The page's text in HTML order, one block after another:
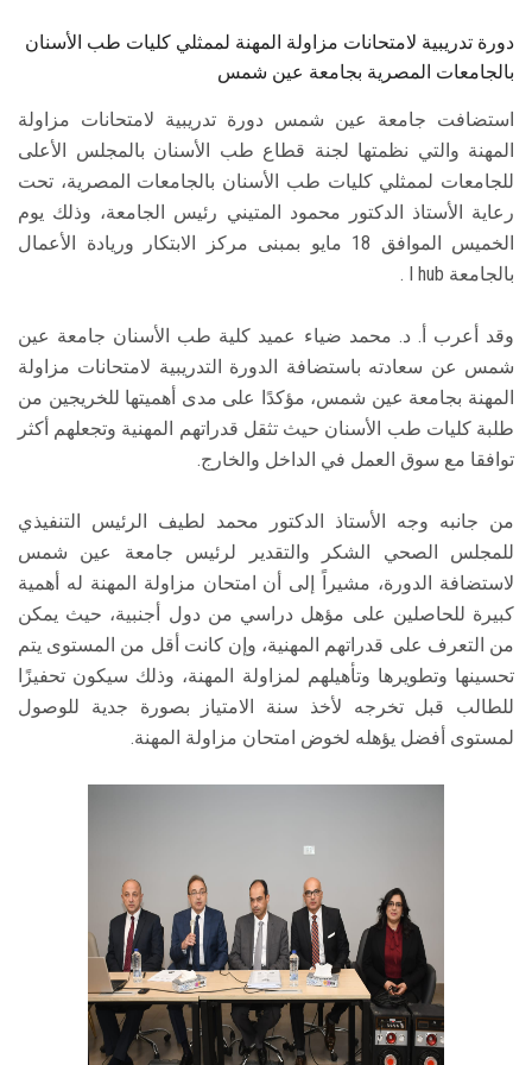
دورة تدريبية لامتحانات مزاولة المهنة لممثلي كليات طب الأسنان
بالجامعات المصرية بجامعة عين شمس
استضافت جامعة عين شمس دورة تدريبية لامتحانات مزاولة
المهنة والتي نظمتها لجنة قطاع طب الأسنان بالمجلس الأعلى
للجامعات لممثلي كليات طب الأسنان بالجامعات المصرية، تحت
رعاية الأستاذ الدكتور محمود المتيني رئيس الجامعة، وذلك يوم
الخميس الموافق 18 مايو بمبنى مركز الابتكار وريادة الأعمال
بالجامعة I hub .
وقد أعرب أ. د. محمد ضياء عميد كلية طب الأسنان جامعة عين
شمس عن سعادته باستضافة الدورة التدريبية لامتحانات مزاولة
المهنة بجامعة عين شمس، مؤكدًا على مدى أهميتها للخريجين من
طلبة كليات طب الأسنان حيث تثقل قدراتهم المهنية وتجعلهم أكثر
توافقا مع سوق العمل في الداخل والخارج.
من جانبه وجه الأستاذ الدكتور محمد لطيف الرئيس التنفيذي
للمجلس الصحي الشكر والتقدير لرئيس جامعة عين شمس
لاستضافة الدورة، مشيراً إلى أن امتحان مزاولة المهنة له أهمية
كبيرة للحاصلين على مؤهل دراسي من دول أجنبية، حيث يمكن
من التعرف على قدراتهم المهنية، وإن كانت أقل من المستوى يتم
تحسينها وتطويرها وتأهيلهم لمزاولة المهنة، وذلك سيكون تحفيزًا
للطالب قبل تخرجه لأخذ سنة الامتياز بصورة جدية للوصول
لمستوى أفضل يؤهله لخوض امتحان مزاولة المهنة.